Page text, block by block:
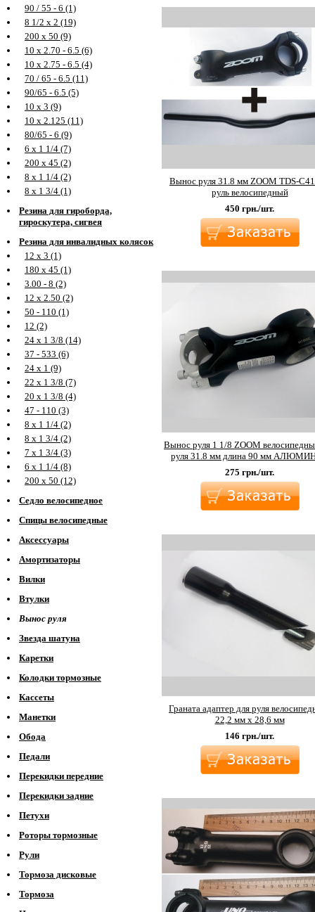
90 / 55 - 6 (1)
8 1/2 х 2 (19)
200 х 50 (9)
10 х 2.70 - 6.5 (6)
10 х 2.75 - 6.5 (4)
70 / 65 - 6.5 (11)
90/65 - 6.5 (5)
10 х 3 (9)
10 х 2.125 (11)
80/65 - 6 (9)
6 х 1 1/4 (7)
200 х 45 (2)
8 х 1 1/4 (2)
8 х 1 3/4 (1)
Резина для гироборда,
гироскутера, сигвея
Резина для инвалидных колясок
12 х 3 (1)
180 х 45 (1)
3.00 - 8 (2)
12 х 2.50 (2)
50 - 110 (1)
12 (2)
24 х 1 3/8 (14)
37 - 533 (6)
24 х 1 (9)
22 х 1 3/8 (7)
20 х 1 3/8 (4)
47 - 110 (3)
8 х 1 1/4 (2)
8 х 1 3/4 (2)
7 х 1 3/4 (3)
6 х 1 1/4 (8)
200 х 50 (12)
Седло велосипедное
Спицы велосипедные
Аксессуары
Амортизаторы
Вилки
Втулки
Вынос руля
Звезда шатуна
Каретки
Колодки тормозные
Кассеты
Манетки
Обода
Педали
Перекидки передние
Перекидки задние
Петухи
Роторы тормозные
Рули
Тормоза дисковые
Тормоза
Вынос руля 31.8 мм ZOOM TDS-
руль велосипедный
450 грн./шт.
Вынос руля 1 1/8 ZOOM
руля 31.8 мм длина 90 мм
275 грн./шт.
Граната адаптер для руля
22,2 мм х 28,6 мм
146 грн./шт.